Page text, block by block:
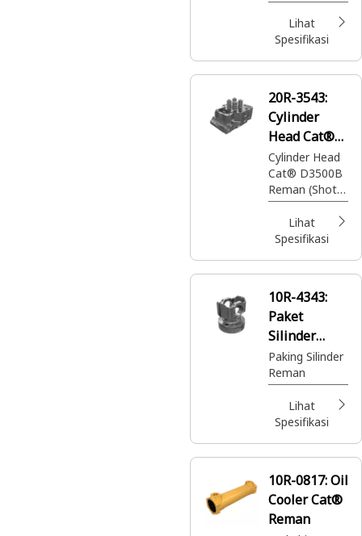
Lihat
Spesifikasi
20R-3543:
Cylinder
Head Cat®
Reman
Cylinder Head
Cat® D3500B
Reman (Shot
Peening)
Lihat
Spesifikasi
10R-4343:
Paket
Silinder
Cat® Reman
Paking Silinder
Reman
Lihat
Spesifikasi
10R-0817:Oil
Cooler Cat®
Reman